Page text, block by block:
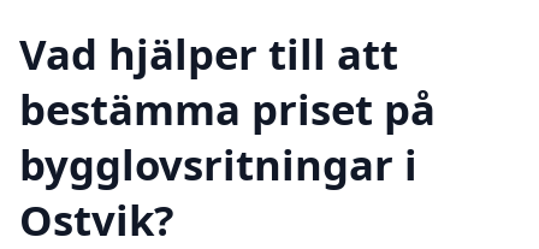
Vad hjälper till att
bestämma priset på
bygglovsritningar i
Ostvik?